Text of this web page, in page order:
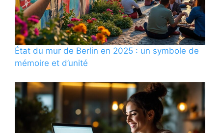
État du mur de Berlin en 2025 : un symbole de
mémoire et d’unité